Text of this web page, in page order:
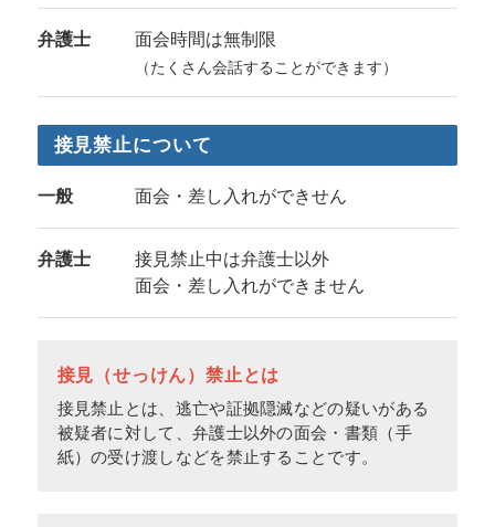
弁護士 面会時間は無制限
（たくさん会話することができます）
接見禁止について
一般 面会・差し入れができせん
弁護士
接見禁止中は弁護士以外
面会・差し入れができません
接見（せっけん）禁止とは
接見禁止とは、逃亡や証拠隠滅などの疑いがある
被疑者に対して、弁護士以外の面会・書類（手
紙）の受け渡しなどを禁止することです。